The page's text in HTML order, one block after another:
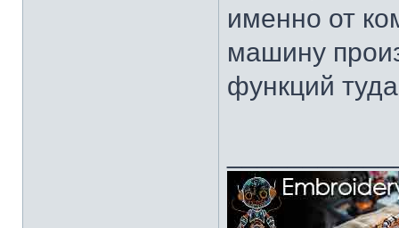
именно от
машину
функций